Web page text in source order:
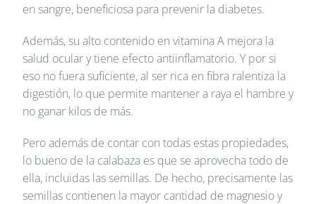
en sangre, beneficiosa para prevenir la diabetes.
Además, su alto contenido en vitamina A mejora la
salud ocular y tiene efecto antiinflamatorio. Y por si
eso no fuera suficiente, al ser rica en fibra ralentiza la
digestión, lo que permite mantener a raya el hambre y
no ganar kilos de más.
Pero además de contar con todas estas propiedades,
lo bueno de la calabaza es que se aprovecha todo de
ella, incluidas las semillas. De hecho, precisamente las
semillas contienen la mayor cantidad de magnesio y